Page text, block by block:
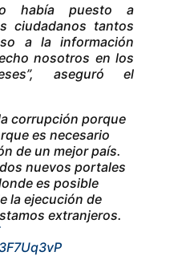
había puesto a
ciudadanos tantos
a la información
nosotros en los
aseguró el
corrupción porque
es necesario
de un mejor país.
nuevos portales
es posible
la ejecución de
extranjeros.